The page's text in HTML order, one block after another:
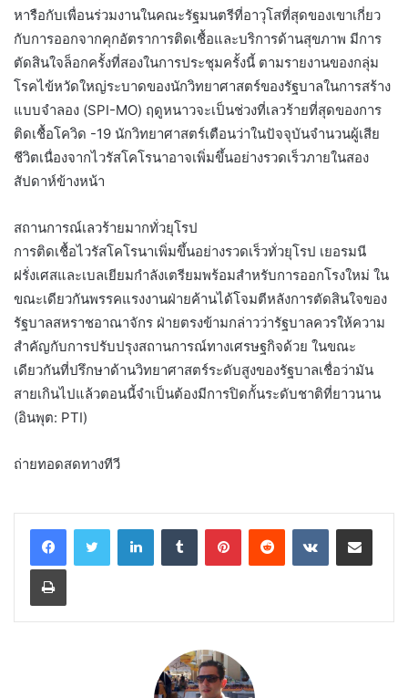
หารือกับเพื่อนร่วมงานในคณะรัฐมนตรีที่อาวุโสที่สุดของเขาเกี่ยว
กับการออกจากคุกอัตราการติดเชื้อและบริการด้านสุขภาพ มีการ
ตัดสินใจล็อกครั้งที่สองในการประชุมครั้งนี้ ตามรายงานของกลุ่ม
โรคไข้หวัดใหญ่ระบาดของนักวิทยาศาสตร์ของรัฐบาลในการสร้าง
แบบจำลอง (SPI-MO) ฤดูหนาวจะเป็นช่วงที่เลวร้ายที่สุดของการ
ติดเชื้อโควิด -19 นักวิทยาศาสตร์เตือนว่าในปัจจุบันจำนวนผู้เสีย
ชีวิตเนื่องจากไวรัสโคโรนาอาจเพิ่มขึ้นอย่างรวดเร็วภายในสอง
สัปดาห์ข้างหน้า
สถานการณ์เลวร้ายมากทั่วยุโรป
การติดเชื้อไวรัสโคโรนาเพิ่มขึ้นอย่างรวดเร็วทั่วยุโรป เยอรมนี
ฝรั่งเศสและเบลเยียมกำลังเตรียมพร้อมสำหรับการออกโรงใหม่ ใน
ขณะเดียวกันพรรคแรงงานฝ่ายค้านได้โจมตีหลังการตัดสินใจของ
รัฐบาลสหราชอาณาจักร ฝ่ายตรงข้ามกล่าวว่ารัฐบาลควรให้ความ
สำคัญกับการปรับปรุงสถานการณ์ทางเศรษฐกิจด้วย ในขณะ
เดียวกันที่ปรึกษาด้านวิทยาศาสตร์ระดับสูงของรัฐบาลเชื่อว่ามัน
สายเกินไปแล้วตอนนี้จำเป็นต้องมีการปิดกั้นระดับชาติที่ยาวนาน
(อินพุต: PTI)
ถ่ายทอดสดทางทีวี
LinkedInTumblr PinterestReddit VKontakteShare via Email
Print